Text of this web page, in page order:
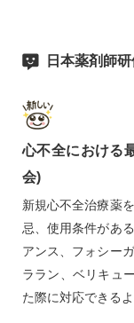
日本薬剤師
心不全における
会)
新規心不全治療薬
忌、使用条件があ
アンス、フォシー
ララン、ベリキュ
た際に対応できるよ